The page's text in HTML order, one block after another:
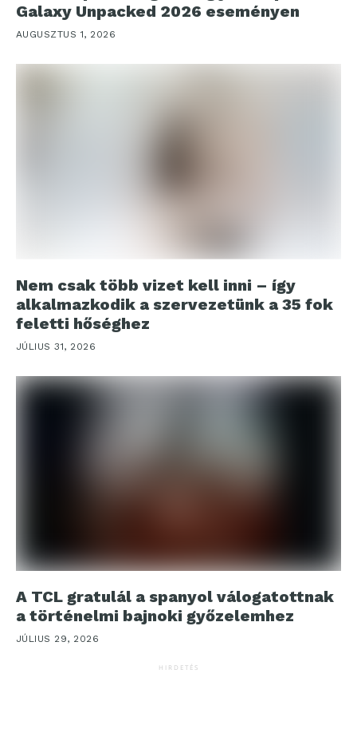
Galaxy Unpacked 2026 eseményen
AUGUSZTUS 1, 2026
Nem csak több vizet kell inni – így
alkalmazkodik a szervezetünk a 35 fok
feletti hőséghez
JÚLIUS 31, 2026
A TCL gratulál a spanyol válogatottnak
a történelmi bajnoki győzelemhez
JÚLIUS 29, 2026
HIRDETÉS